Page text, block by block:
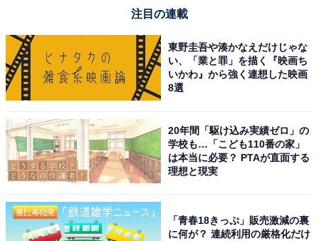
この記事の執筆者： All About ニュース お買
いもの部
Amazonのセール商品から売れ筋ランキングまで、毎日のお買いも
る独自レビューなど、ここでしか手に入らない情報も満載です。
...続きを読む
こちらもおすすめ
【楽天トラベルセール】「岳温泉 あだたらの宿
扇や」が今だけ特別価格に！ 源泉かけ流しと郷
土料理を愉しむ癒し宿【10月28日】
注目の連載
東野圭吾や湊かなえだけじゃな
い、「業と罪」を描く『映画ち
いかわ』から強く連想した映画
8選
20年間「駆け込み実績ゼロ」の
学校も…「こども110番の家」
は本当に必要？ PTAが直面する
理想と現実
「青春18きっぷ」販売激減の裏
に何が？ 連続利用の厳格化だけ